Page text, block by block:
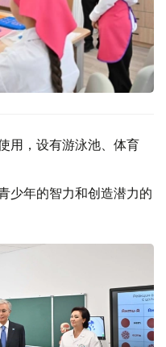
用，设有游泳池、体育
少年的智力和创造潜力的